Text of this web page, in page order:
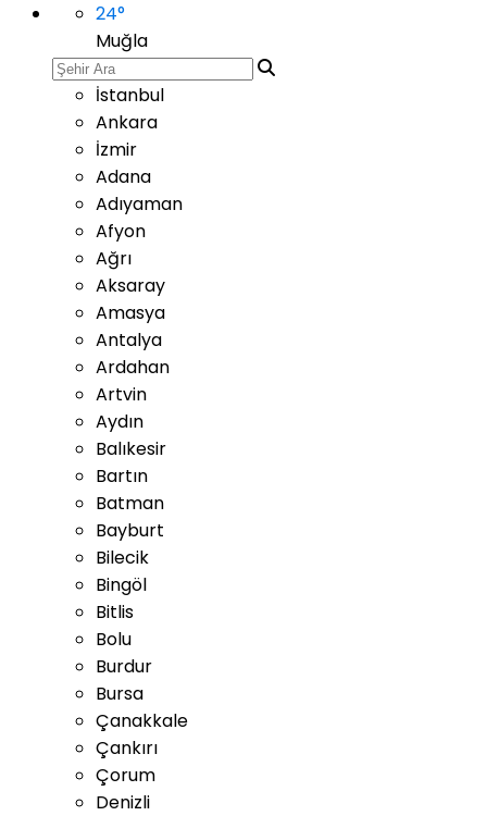
24°
Muğla
İstanbul
Ankara
İzmir
Adana
Adıyaman
Afyon
Ağrı
Aksaray
Amasya
Antalya
Ardahan
Artvin
Aydın
Balıkesir
Bartın
Batman
Bayburt
Bilecik
Bingöl
Bitlis
Bolu
Burdur
Bursa
Çanakkale
Çankırı
Çorum
Denizli